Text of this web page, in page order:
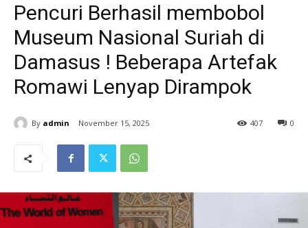
Pencuri Berhasil membobol
Museum Nasional Suriah di
Damasus ! Beberapa Artefak
Romawi Lenyap Dirampok
By admin November 15, 2025 0
407